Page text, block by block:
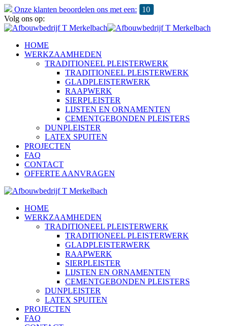
Onze klanten beoordelen ons met een:
10
Volg ons op:
HOME
WERKZAAMHEDEN
TRADITIONEEL PLEISTERWERK
TRADITIONEEL PLEISTERWERK
GLADPLEISTERWERK
RAAPWERK
SIERPLEISTER
LIJSTEN EN ORNAMENTEN
CEMENTGEBONDEN PLEISTERS
DUNPLEISTER
LATEX SPUITEN
PROJECTEN
FAQ
CONTACT
OFFERTE AANVRAGEN
HOME
WERKZAAMHEDEN
TRADITIONEEL PLEISTERWERK
TRADITIONEEL PLEISTERWERK
GLADPLEISTERWERK
RAAPWERK
SIERPLEISTER
LIJSTEN EN ORNAMENTEN
CEMENTGEBONDEN PLEISTERS
DUNPLEISTER
LATEX SPUITEN
PROJECTEN
FAQ